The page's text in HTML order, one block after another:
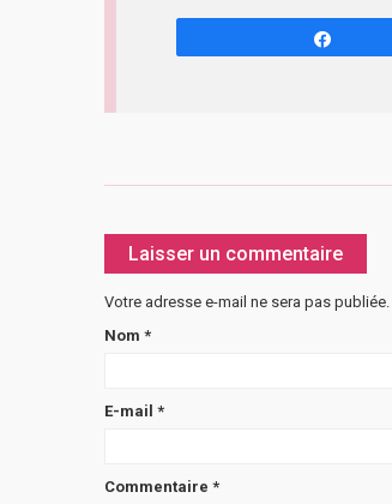
Laisser un commentaire
Votre adresse e-mail ne sera pas publiée.
Nom *
E-mail *
Commentaire *